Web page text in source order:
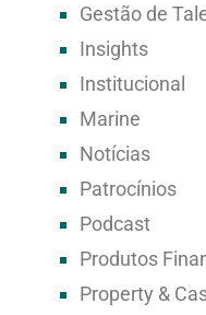
Gestão de
Insights
Institucional
Marine
Notícias
Patrocínios
Podcast
Produtos
Property &